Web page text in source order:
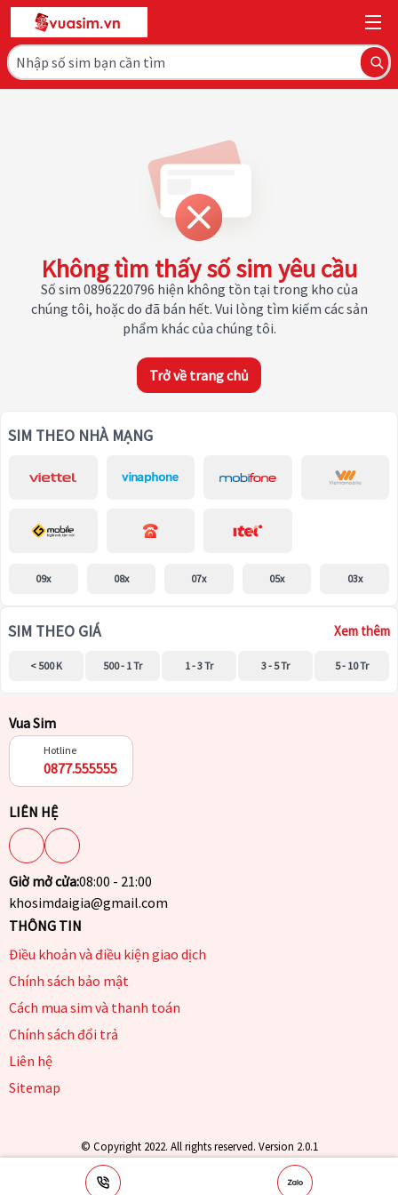
Không tìm thấy số sim yêu cầu
Số sim 0896220796 hiện không tồn tại trong kho của
chúng tôi, hoặc do đã bán hết. Vui lòng tìm kiếm các sản
phẩm khác của chúng tôi.
Trở về trang chủ
SIM THEO NHÀ MẠNG
09x 08x 07x 05x 03x
SIM THEO GIÁ Xem thêm
< 500 K 500 - 1 Tr 1 - 3 Tr 3 - 5 Tr 5 - 10 Tr
Vua Sim
Hotline
0877.555555
LIÊN HỆ
Giờ mở cửa:08:00 - 21:00
khosimdaigia@gmail.com
THÔNG TIN
Điều khoản và điều kiện giao dịch
Chính sách bảo mật
Cách mua sim và thanh toán
Chính sách đổi trả
Liên hệ
Sitemap
© Copyright 2022. All rights reserved. Version 2.0.1